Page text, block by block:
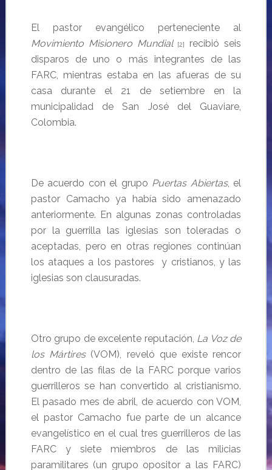
El pastor evangélico perteneciente al
Movimiento Misionero Mundial
[2]
recibió seis
disparos de uno o más integrantes de las
FARC, mientras estaba en las afueras de su
casa durante el 21 de setiembre en la
municipalidad de San José del Guaviare,
Colombia.
De acuerdo con el grupo Puertas Abiertas, el
pastor Camacho ya había sido amenazado
anteriormente. En algunas zonas controladas
por la guerrilla las iglesias son toleradas o
aceptadas, pero en otras regiones continúan
los ataques a los pastores y cristianos, y las
iglesias son clausuradas.
Otro grupo de excelente reputación, La Voz de
los Mártires(VOM), reveló que existe rencor
dentro de las filas de la FARC porque varios
guerrilleros se han convertido al cristianismo.
El pasado mes de abril, de acuerdo con VOM,
el pastor Camacho fue parte de un alcance
evangelístico en el cual tres guerrilleros de las
FARC y siete miembros de las milicias
paramilitares (un grupo opositor a las FARC)